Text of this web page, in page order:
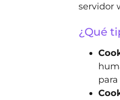
servidor
¿Qué